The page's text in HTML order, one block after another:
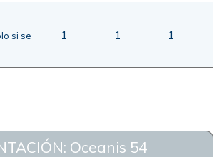
si se
1 1 1
Oceanis 54